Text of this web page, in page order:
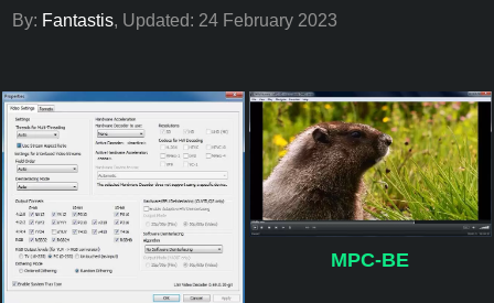
By: Fantastis, Updated: 24 February 2023
MPC-BE